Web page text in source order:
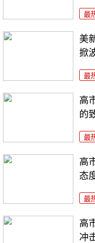
最
美
掀
最
高
的
最
高
态
最
高
冲